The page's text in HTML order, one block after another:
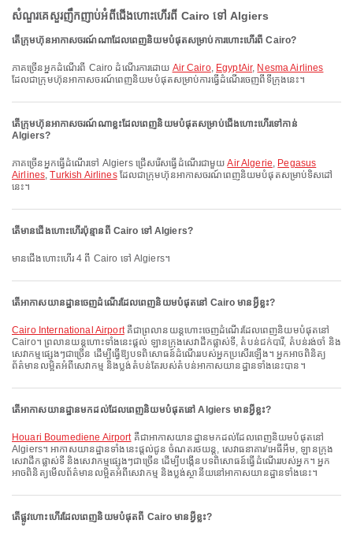
សំណួរគេសួរញឹកញាប់អំពីជើងហោះហើរពី Cairo ទៅ Algiers
តើក្រុមហ៊ុនអាកាសចរណ៍ណាដែលពេញនិយមបំផុតសម្រាប់ការហោះហើរពី Cairo?
ភាគច្រើនអ្នកដំណើរពី Cairo ដំណើរការដោយ Air Cairo, EgyptAir, Nesma Airlines
ដែលជាក្រុមហ៊ុនអាកាសចរណ៍ពេញនិយមបំផុតសម្រាប់ការធ្វើដំណើរចេញពីទីក្រុងនេះ។
តើក្រុមហ៊ុនអាកាសចរណ៍ណាខ្លះដែលពេញនិយមបំផុតសម្រាប់ជើងហោះហើរទៅកាន់
Algiers?
ភាគច្រើនអ្នកធ្វើដំណើរទៅ Algiers ជ្រើសរើសធ្វើដំណើរជាមួយAir Algerie, Pegasus
Airlines,Turkish Airlinesដែលជាក្រុមហ៊ុនអាកាសចរណ៍ពេញនិយមបំផុតសម្រាប់ទិសដៅ
នេះ។
តើមានជើងហោះហើរប៉ុន្មានពី Cairo ទៅ Algiers?
មានជើងហោះហើរ 4 ពី Cairo ទៅ Algiers។
តើអាកាសយានដ្ឋានចេញដំណើរដែលពេញនិយមបំផុតនៅ Cairo មានអ្វីខ្លះ?
Cairo International Airportគឺជាព្រលានយន្តហោះចេញដំណើរដែលពេញនិយមបំផុតនៅ
Cairo។ ព្រលានយន្តហោះទាំងនេះផ្តល់ ឡានក្រុងសេវាដឹកផ្លាស់ទី, តំបន់ជក់បារី, តំបន់រង់ចាំ និង
សេវាកម្មផ្សេងៗជាច្រើន ដើម្បីធ្វើឱ្យបទពិសោធន៍ដំណើររបស់អ្នកប្រសើរឡើង។ អ្នកអាចពិនិត្យ
ព័ត៌មានលម្អិតអំពីសេវាកម្ម និងប្លង់តំបន់តែរបស់តំបន់អាកាសយានដ្ឋានទាំងនេះបាន។
តើអាកាសយានដ្ឋានមកដល់ដែលពេញនិយមបំផុតនៅ Algiers មានអ្វីខ្លះ?
Houari Boumediene Airportគឺជាអាកាសយានដ្ឋានមកដល់ដែលពេញនិយមបំផុតនៅ
Algiers។ អាកាសយានដ្ឋានទាំងនេះផ្តល់ជូន ចំណតរថយន្ត, សេវាធនាគារ/អេធីអឹម, ឡានក្រុង
សេវាដឹកផ្លាស់ទី និងសេវាកម្មផ្សេងៗជាច្រើន ដើម្បីបង្កើនបទពិសោធន៍ធ្វើដំណើររបស់អ្នក។ អ្នក
អាចពិនិត្យមើលព័ត៌មានលម្អិតអំពីសេវាកម្ម និងប្លង់ស្ថានីយនៅអាកាសយានដ្ឋានទាំងនេះ។
តើផ្លូវហោះហើរដែលពេញនិយមបំផុតពី Cairo មានអ្វីខ្លះ?